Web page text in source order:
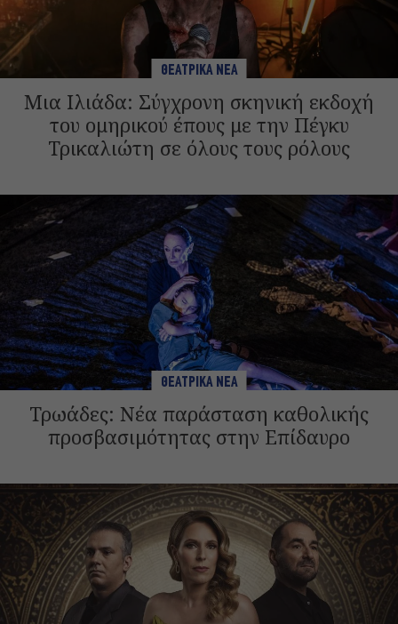
ΘΕΑΤΡΙΚΑ ΝΕΑ
Μια Ιλιάδα: Σύγχρονη σκηνική εκδοχή
του ομηρικού έπους με την Πέγκυ
Τρικαλιώτη σε όλους τους ρόλους
ΘΕΑΤΡΙΚΑ ΝΕΑ
Τρωάδες: Νέα παράσταση καθολικής
προσβασιμότητας στην Επίδαυρο